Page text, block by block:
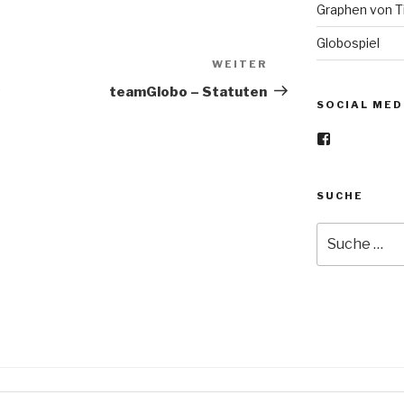
Beitrag
WEITER
teamGlobo – Statuten
Graphen von
Globospiel
SOCIAL
auf
anzeigen
SUCHE
nach: